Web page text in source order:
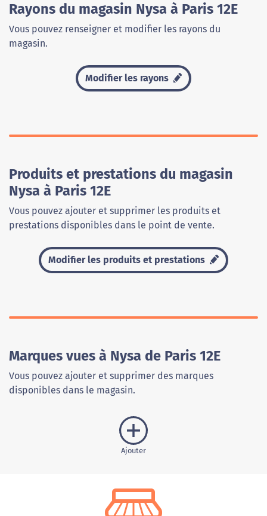
Rayons du magasin Nysa à Paris 12E
Vous pouvez renseigner et modifier les rayons du
magasin.
Modifier les rayons
Produits et prestations du magasin
Nysa à Paris 12E
Vous pouvez ajouter et supprimer les produits et
prestations disponibles dans le point de vente.
Modifier les produits et prestations
Marques vues à Nysa de Paris 12E
Vous pouvez ajouter et supprimer des marques
disponibles dans le magasin.
Ajouter